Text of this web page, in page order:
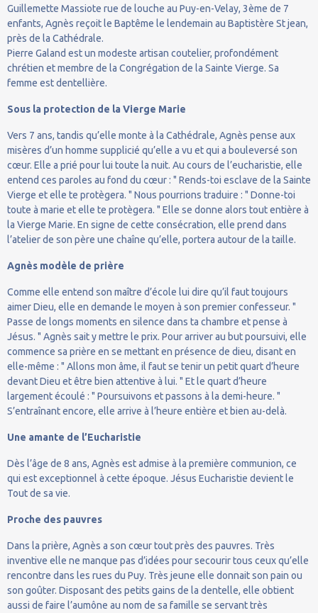
Guillemette Massiote rue de louche au Puy-en-Velay, 3ème de 7
enfants, Agnès reçoit le Baptême le lendemain au Baptistère St jean,
près de la Cathédrale.
Pierre Galand est un modeste artisan coutelier, profondément
chrétien et membre de la Congrégation de la Sainte Vierge. Sa
femme est dentellière.
Sous la protection de la Vierge Marie
Vers 7 ans, tandis qu’elle monte à la Cathédrale, Agnès pense aux
misères d’un homme supplicié qu’elle a vu et qui a bouleversé son
cœur. Elle a prié pour lui toute la nuit. Au cours de l’eucharistie, elle
entend ces paroles au fond du cœur : " Rends-toi esclave de la Sainte
Vierge et elle te protègera. " Nous pourrions traduire : " Donne-toi
toute à marie et elle te protègera. " Elle se donne alors tout entière à
la Vierge Marie. En signe de cette consécration, elle prend dans
l’atelier de son père une chaîne qu’elle, portera autour de la taille.
Agnès modèle de prière
Comme elle entend son maître d’école lui dire qu’il faut toujours
aimer Dieu, elle en demande le moyen à son premier confesseur. "
Passe de longs moments en silence dans ta chambre et pense à
Jésus. " Agnès sait y mettre le prix. Pour arriver au but poursuivi, elle
commence sa prière en se mettant en présence de dieu, disant en
elle-même : " Allons mon âme, il faut se tenir un petit quart d’heure
devant Dieu et être bien attentive à lui. " Et le quart d’heure
largement écoulé : " Poursuivons et passons à la demi-heure. "
S’entraînant encore, elle arrive à l’heure entière et bien au-delà.
Une amante de l’Eucharistie
Dès l’âge de 8 ans, Agnès est admise à la première communion, ce
qui est exceptionnel à cette époque. Jésus Eucharistie devient le
Tout de sa vie.
Proche des pauvres
Dans la prière, Agnès a son cœur tout près des pauvres. Très
inventive elle ne manque pas d’idées pour secourir tous ceux qu’elle
rencontre dans les rues du Puy. Très jeune elle donnait son pain ou
son goûter. Disposant des petits gains de la dentelle, elle obtient
aussi de faire l’aumône au nom de sa famille se servant très